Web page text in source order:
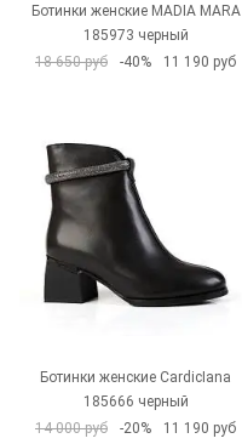
Ботинки женские MADIA MARA
185973 черный
18 650 руб
-40% 11 190 руб
Ботинки женские CardicIana
185666 черный
14 000 руб
-20% 11 190 руб